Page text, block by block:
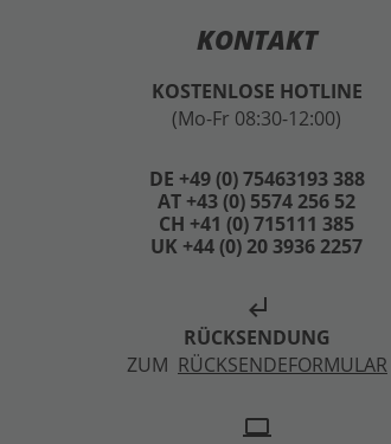
KONTAKT
KOSTENLOSE HOTLINE
(Mo-Fr 08:30-12:00)
DE +49 (0) 75463193 388
AT +43 (0) 5574 256 52
CH +41 (0) 715111 385
UK +44 (0) 20 3936 2257
subdirectory_arrow_left
RÜCKSENDUNG
ZUM RÜCKSENDEFORMULAR
laptop